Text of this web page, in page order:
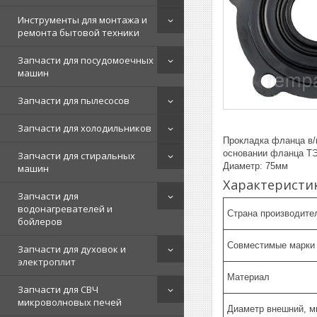
Инструменты для монтажа и
ремонта бытовой техники
Запчасти для посудомоечных
машин
Запчасти для пылесосов
Запчасти для холодильников
Запчасти для стиральных
машин
Запчасти для
водонагревателей и
бойлеров
Запчасти для духовок и
электроплит
Запчасти для СВЧ
микроволновых печей
Прокладка фланца
основании фланца
Диаметр: 75мм
Страна
Совместимые марки
Материал
Диаметр внешний,